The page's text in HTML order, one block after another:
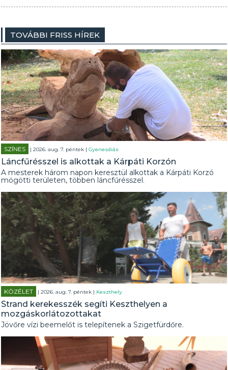
TOVÁBBI FRISS HÍREK
SZÍNES | 2026. aug. 7. péntek |Gyenesdiás
Láncfűrésszel is alkottak a Kárpáti Korzón
A mesterek három napon keresztül alkottak a Kárpáti Korzó
mögötti területen, többen láncfűrésszel.
KÖZÉLET | 2026. aug. 7. péntek | Keszthely
Strand kerekesszék segíti Keszthelyen a
mozgáskorlátozottakat
Jövőre vízi beemelőt is telepítenek a Szigetfürdőre.